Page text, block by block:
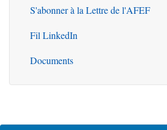
S'abonner à la Lettre de l'AFEF
Fil LinkedIn
Documents